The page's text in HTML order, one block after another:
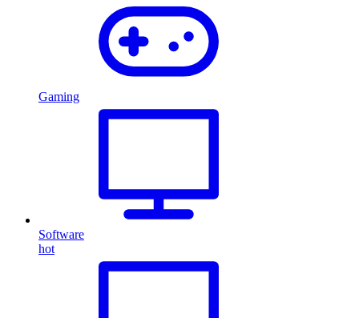
Gaming
Software
hot